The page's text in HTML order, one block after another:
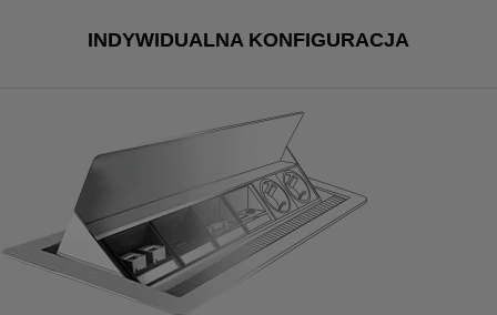
INDYWIDUALNA KONFIGURACJA